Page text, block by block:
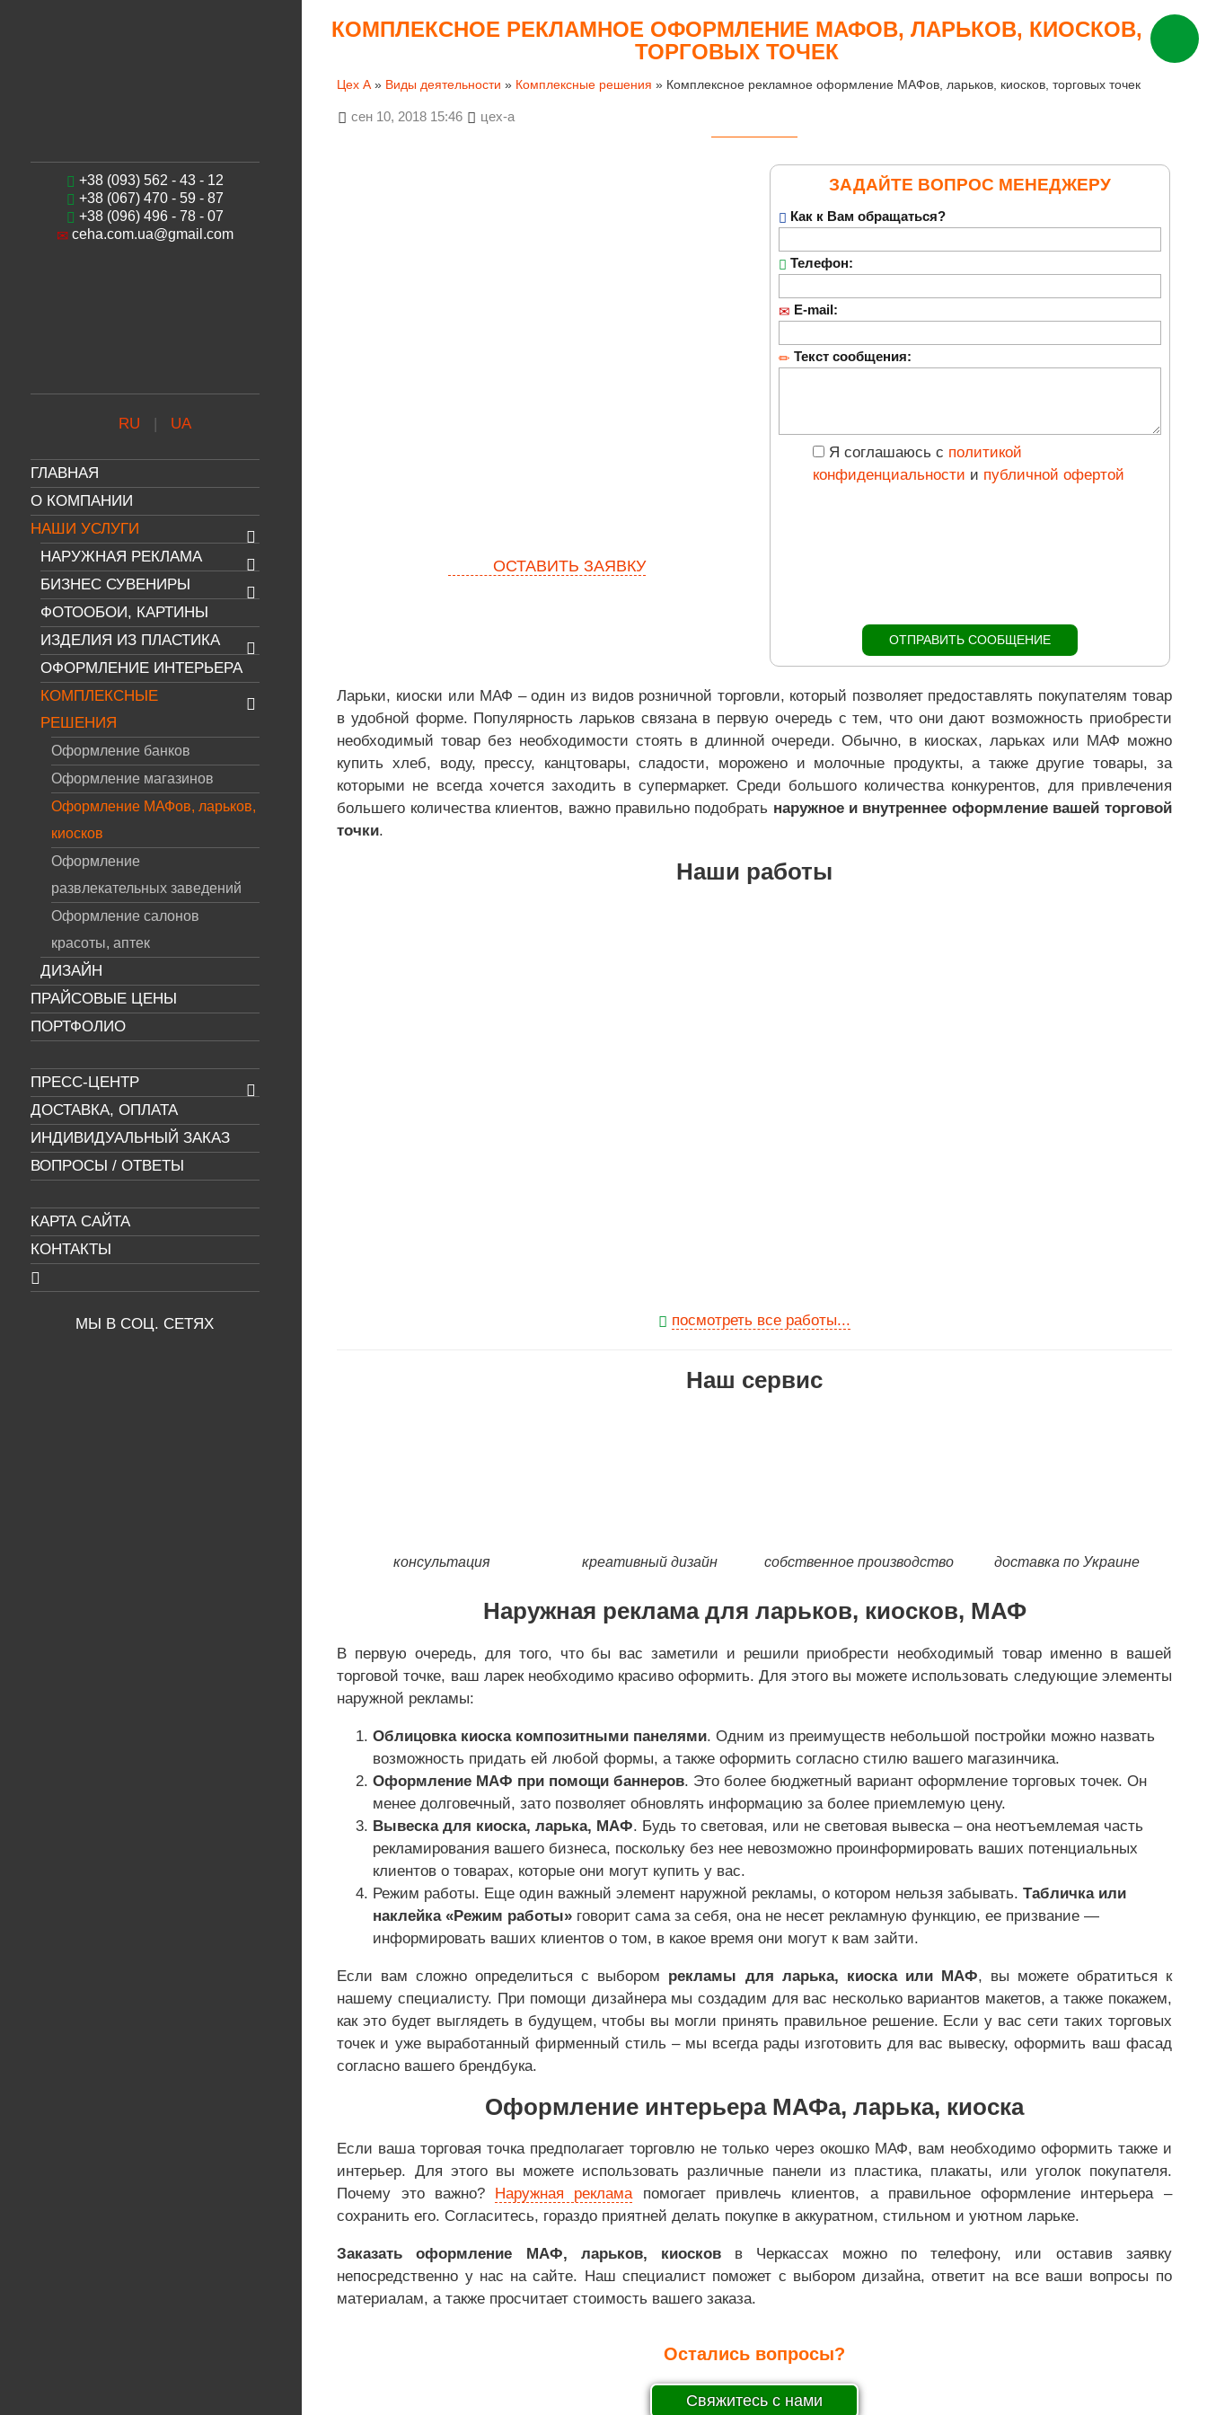
+38 (093) 562 - 43 - 12
+38 (067) 470 - 59 - 87
+38 (096) 496 - 78 - 07
ceha.com.ua@gmail.com
RU UA
ГЛАВНАЯ
О КОМПАНИИ
НАШИ УСЛУГИ
НАРУЖНАЯ РЕКЛАМА
БИЗНЕС СУВЕНИРЫ
ФОТООБОИ, КАРТИНЫ
ИЗДЕЛИЯ ИЗ ПЛАСТИКА
ОФОРМЛЕНИЕ ИНТЕРЬЕРА
КОМПЛЕКСНЫЕ
РЕШЕНИЯ
Оформление банков
Оформление магазинов
Оформление МАФов, ларьков,
киосков
Оформление
развлекательных заведений
Оформление салонов
красоты, аптек
ДИЗАЙН
ПРАЙСОВЫЕ ЦЕНЫ
ПОРТФОЛИО
ПРЕСС-ЦЕНТР
ДОСТАВКА, ОПЛАТА
ИНДИВИДУАЛЬНЫЙ ЗАКАЗ
ВОПРОСЫ / ОТВЕТЫ
КАРТА САЙТА
КОНТАКТЫ
МЫ В СОЦ. СЕТЯХ
КОМПЛЕКСНОЕ РЕКЛАМНОЕ ОФОРМЛЕНИЕ МАФОВ, ЛАРЬКОВ, КИОСКОВ,
ТОРГОВЫХ ТОЧЕК
Цех А » Виды деятельности » Комплексные решения » Комплексное рекламное оформление МАФов, ларьков, киосков, торговых точек
сен 10, 2018 15:46 цех-а
ОСТАВИТЬ ЗАЯВКУ
ЗАДАЙТЕ ВОПРОС МЕНЕДЖЕРУ
Как к Вам обращаться?
Телефон:
E-mail:
Текст сообщения:
Я соглашаюсь с политикой
конфиденциальности и публичной офертой
Ларьки, киоски или МАФ – один из видов розничной торговли, который позволяет предоставлять покупателям товар
в удобной форме. Популярность ларьков связана в первую очередь с тем, что они дают возможность приобрести
необходимый товар без необходимости стоять в длинной очереди. Обычно, в киосках, ларьках или МАФ можно
купить хлеб, воду, прессу, канцтовары, сладости, морожено и молочные продукты, а также другие товары, за
которыми не всегда хочется заходить в супермаркет. Среди большого количества конкурентов, для привлечения
большего количества клиентов, важно правильно подобрать наружное и внутреннее оформление вашей торговой
точки.
Наши работы
ОФОРМЛЕНИЕ
РЕКЛАМОЙ
ЛАРЬКА, КИОСКА
ОКЛЕЙКА
ВИТРИН МАФА,
ИНТЕРНЕТ КЛУБА
посмотреть все работы...
Наш сервис
консультация креативный дизайн собственное производство доставка по Украине
Наружная реклама для ларьков, киосков, МАФ
В первую очередь, для того, что бы вас заметили и решили приобрести необходимый товар именно в вашей
торговой точке, ваш ларек необходимо красиво оформить. Для этого вы можете использовать следующие элементы
наружной рекламы:
Облицовка киоска композитными панелями. Одним из преимуществ небольшой постройки можно назвать
возможность придать ей любой формы, а также оформить согласно стилю вашего магазинчика.
Оформление МАФ при помощи баннеров. Это более бюджетный вариант оформление торговых точек. Он
менее долговечный, зато позволяет обновлять информацию за более приемлемую цену.
Вывеска для киоска, ларька, МАФ. Будь то световая, или не световая вывеска – она неотъемлемая часть
рекламирования вашего бизнеса, поскольку без нее невозможно проинформировать ваших потенциальных
клиентов о товарах, которые они могут купить у вас.
Режим работы. Еще один важный элемент наружной рекламы, о котором нельзя забывать.Табличка или
наклейка «Режим работы» говорит сама за себя, она не несет рекламную функцию, ее призвание —
информировать ваших клиентов о том, в какое время они могут к вам зайти.
Если вам сложно определиться с выбором рекламы для ларька, киоска или МАФ, вы можете обратиться к
нашему специалисту. При помощи дизайнера мы создадим для вас несколько вариантов макетов, а также покажем,
как это будет выглядеть в будущем, чтобы вы могли принять правильное решение. Если у вас сети таких торговых
точек и уже выработанный фирменный стиль – мы всегда рады изготовить для вас вывеску, оформить ваш фасад
согласно вашего брендбука.
Оформление интерьера МАФа, ларька, киоска
Если ваша торговая точка предполагает торговлю не только через окошко МАФ, вам необходимо оформить также и
интерьер. Для этого вы можете использовать различные панели из пластика, плакаты, или уголок покупателя.
Почему это важно? Наружная рекламапомогает привлечь клиентов, а правильное оформление интерьера –
сохранить его. Согласитесь, гораздо приятней делать покупке в аккуратном, стильном и уютном ларьке.
Заказать оформление МАФ, ларьков, киосковв Черкассах можно по телефону, или оставив заявку
непосредственно у нас на сайте. Наш специалист поможет с выбором дизайна, ответит на все ваши вопросы по
материалам, а также просчитает стоимость вашего заказа.
Остались вопросы?